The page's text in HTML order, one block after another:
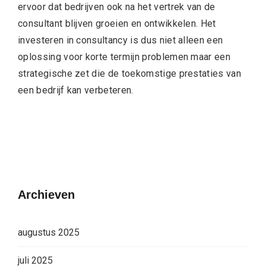
ervoor dat bedrijven ook na het vertrek van de
consultant blijven groeien en ontwikkelen. Het
investeren in consultancy is dus niet alleen een
oplossing voor korte termijn problemen maar een
strategische zet die de toekomstige prestaties van
een bedrijf kan verbeteren.
Archieven
augustus 2025
juli 2025